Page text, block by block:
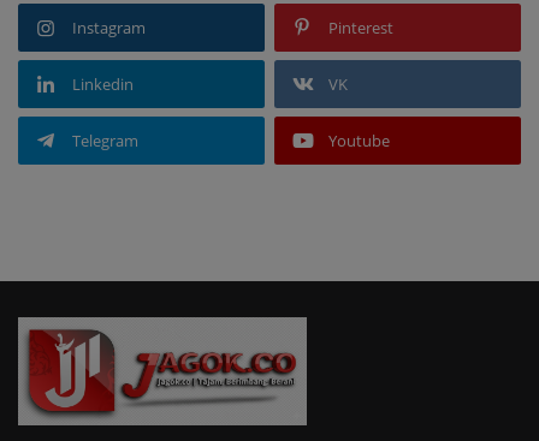
Instagram Pinterest
Linkedin VK
Telegram Youtube